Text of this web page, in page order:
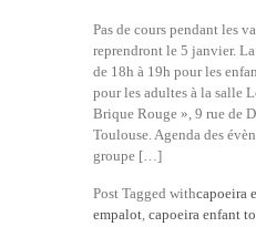
Pas de cours pendant les
reprendront le 5 janvier.
de 18h à 19h pour les
pour les adultes à la salle
Brique Rouge », 9 rue de
Toulouse. Agenda des
groupe […]
Post Tagged withcapoeira
empalot capoeira enfant